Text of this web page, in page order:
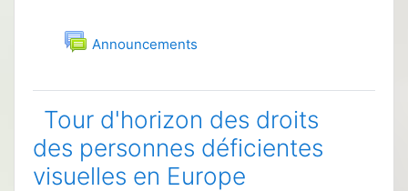
Topic outline
GeneralAnnouncements
Forum
Tour d'horizon des droits
des personnes déficientes
visuelles en Europe